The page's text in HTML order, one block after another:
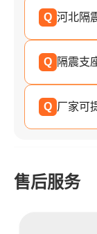
Q 河北隔
Q 隔震支
Q 厂家可
售后服务